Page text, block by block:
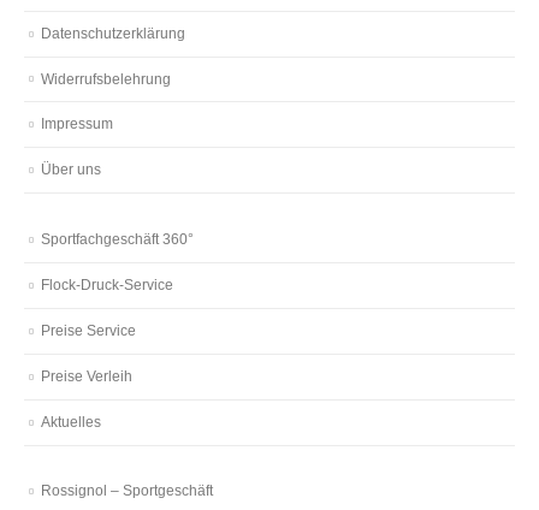
Datenschutzerklärung
Widerrufsbelehrung
Impressum
Über uns
Sportfachgeschäft 360°
Flock-Druck-Service
Preise Service
Preise Verleih
Aktuelles
Rossignol – Sportgeschäft